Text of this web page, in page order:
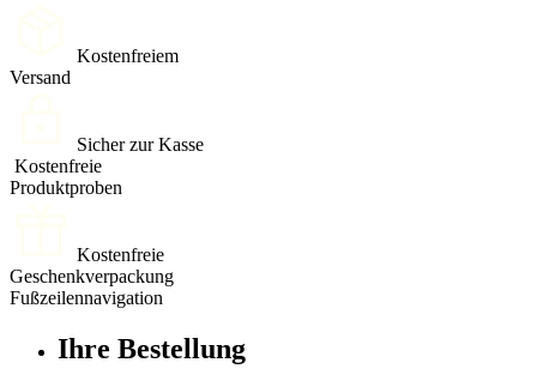
Kostenfreiem
Versand
Sicher zur Kasse
Kostenfreie
Produktproben
Kostenfreie
Geschenkverpackung
Fußzeilennavigation
Ihre Bestellung